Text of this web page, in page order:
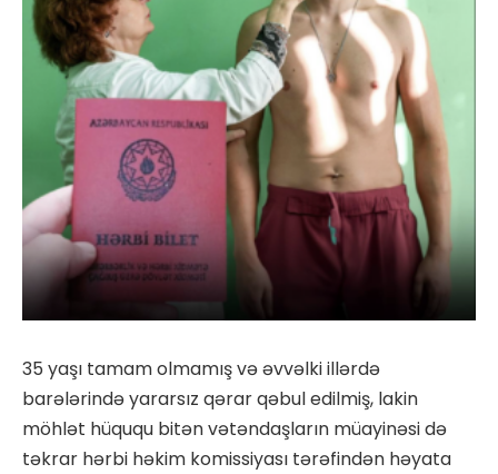
35 yaşı tamam olmamış və əvvəlki illərdə
barələrində yararsız qərar qəbul edilmiş, lakin
möhlət hüququ bitən vətəndaşların müayinəsi də
təkrar hərbi həkim komissiyası tərəfindən həyata